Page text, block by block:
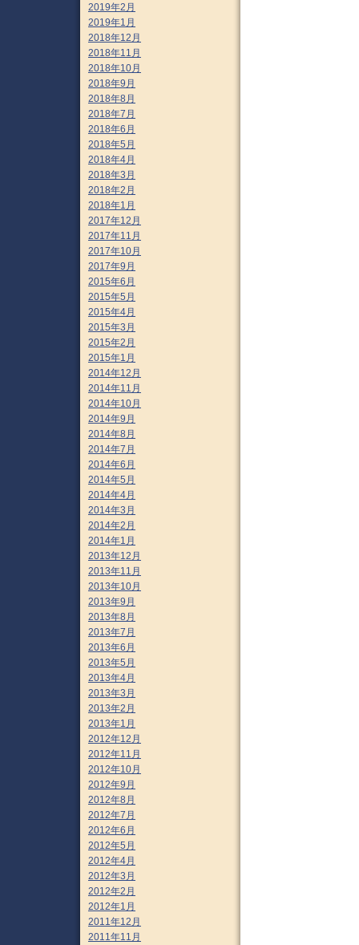
2019年2月
2019年1月
2018年12月
2018年11月
2018年10月
2018年9月
2018年8月
2018年7月
2018年6月
2018年5月
2018年4月
2018年3月
2018年2月
2018年1月
2017年12月
2017年11月
2017年10月
2017年9月
2015年6月
2015年5月
2015年4月
2015年3月
2015年2月
2015年1月
2014年12月
2014年11月
2014年10月
2014年9月
2014年8月
2014年7月
2014年6月
2014年5月
2014年4月
2014年3月
2014年2月
2014年1月
2013年12月
2013年11月
2013年10月
2013年9月
2013年8月
2013年7月
2013年6月
2013年5月
2013年4月
2013年3月
2013年2月
2013年1月
2012年12月
2012年11月
2012年10月
2012年9月
2012年8月
2012年7月
2012年6月
2012年5月
2012年4月
2012年3月
2012年2月
2012年1月
2011年12月
2011年11月